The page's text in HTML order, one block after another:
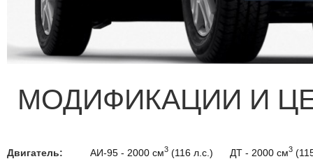
МОДИФИКАЦИИ И
Двигатель: АИ-95 - 2000 см3 (116 л.с.) ДТ - 2000 см3